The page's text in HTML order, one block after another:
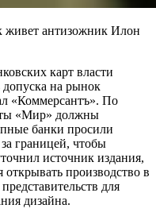
живет антизожник Илон
карт власти
допуска на рынок
«Коммерсантъ». По
«Мир» должны
банки просили
за границей, чтобы
источник издания,
производство в
для
дизайна.